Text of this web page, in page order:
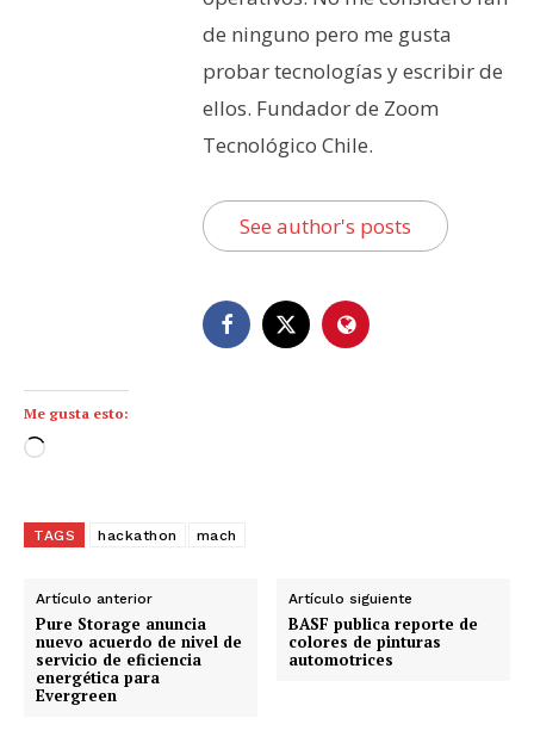
de ninguno pero me gusta
probar tecnologías y escribir de
ellos. Fundador de Zoom
Tecnológico Chile.
See author's posts
Me gusta esto:
C
g
n
d
o
.
.
TAGS hackathon mach
Artículo anterior
Pure Storage anuncia
nuevo acuerdo de nivel de
servicio de eficiencia
energética para
Evergreen
Artículo siguiente
BASF publica reporte de
colores de pinturas
automotrices